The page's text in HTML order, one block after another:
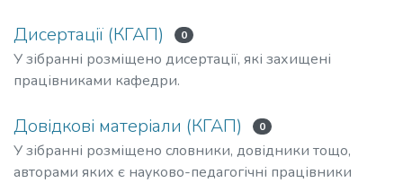
Дисертації (КГАП) 0
У зібранні розміщено дисертації, які захищені
працівниками кафедри.
Довідкові матеріали (КГАП) 0
У зібранні розміщено словники, довідники тощо,
авторами яких є науково-педагогічні працівники